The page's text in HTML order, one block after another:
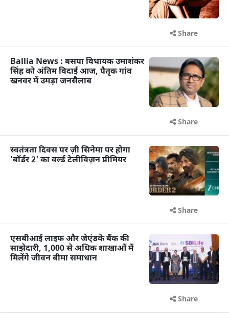
Share
Ballia News : बसपा विधायक उमाशंकर
सिंह को अंतिम विदाई आज, पैतृक गांव
खनवर में उमड़ा जनसैलाब
Share
स्वतंत्रता दिवस पर ज़ी सिनेमा पर होगा
'बॉर्डर 2' का वर्ल्ड टेलीविज़न प्रीमियर
Share
एसबीआई लाइफ और जेएंडके बैंक की
साझेदारी, 1,000 से अधिक शाखाओं में
मिलेंगे जीवन बीमा समाधान
Share